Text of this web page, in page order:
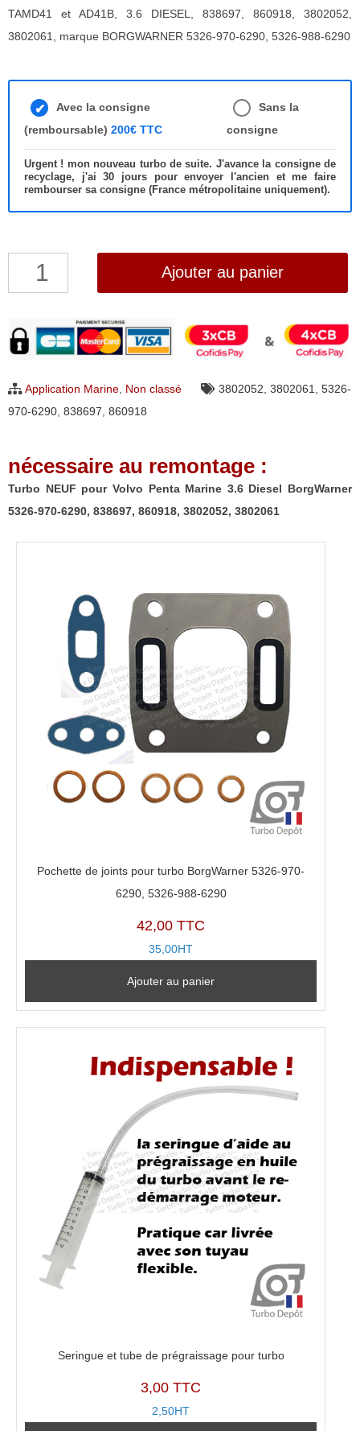
TAMD41 et AD41B, 3.6 DIESEL, 838697, 860918, 3802052,
3802061, marque BORGWARNER 5326-970-6290, 5326-988-6290
Avec la consigne
(remboursable) 200€ TTC
Sans la
consigne
Urgent ! mon nouveau turbo de suite. J'avance la consigne de
recyclage, j'ai 30 jours pour envoyer l'ancien et me faire
rembourser sa consigne (France métropolitaine uniquement).
quantité
NEUF
pour
Penta
Diesel
BorgWarner
5326-
Ajouter au panier
Application Marine Non classé 3802052 3802061
5326-
970-6290 838697 860918
nécessaire au remontage :
Turbo NEUF pour Volvo Penta Marine 3.6 Diesel BorgWarner
5326-970-6290, 838697, 860918, 3802052, 3802061
Pochette de joints pour turbo BorgWarner 5326-970-
6290, 5326-988-6290
42,00 TTC
35,00HT
Ajouter au panier
Seringue et tube de prégraissage pour turbo
3,00 TTC
2,50HT